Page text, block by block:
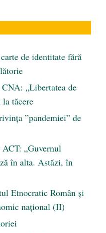
de identitate fără
„Libertatea de
tăcere
”pandemiei” de
„Guvernul
în alta. Astăzi, în
Etnocratic Român şi
naţional (II)